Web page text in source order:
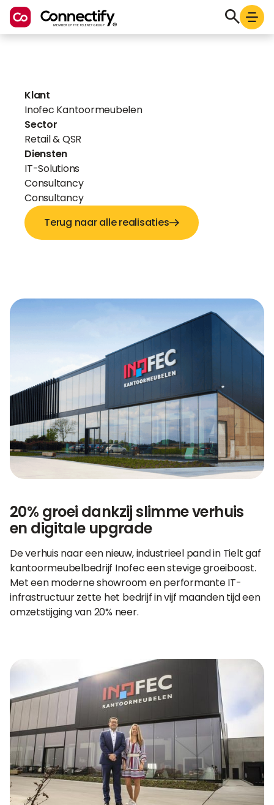
Klant
Inofec Kantoormeubelen
Sector
Retail & QSR
Diensten
IT-Solutions
Consultancy
Consultancy
Terug naar alle realisaties
20% groei dankzij slimme verhuis
en digitale upgrade
De verhuis naar een nieuw, industrieel pand in Tielt gaf
kantoormeubelbedrijf Inofec een stevige groeiboost.
Met een moderne showroom en performante IT-
infrastructuur zette het bedrijf in vijf maanden tijd een
omzetstijging van 20% neer.